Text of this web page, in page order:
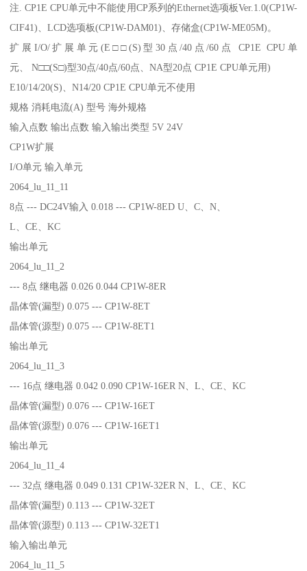
注. CP1E CPU单元中不能使用CP系列的Ethernet选项板Ver.1.0(CP1W-
CIF41)、LCD选项板(CP1W-DAM01)、存储盒(CP1W-ME05M)。
扩展I/O/扩展单元(E□□(S)型30点/40点/60点 CP1E CPU单
元、 N□□(S□)型30点/40点/60点、NA型20点 CP1E CPU单元用)
E10/14/20(S)、N14/20 CP1E CPU单元不使用
规格 消耗电流(A) 型号 海外规格
输入点数 输出点数 输入输出类型 5V 24V
CP1W扩展
I/O单元 输入单元
2064_lu_11_11
8点 --- DC24V输入 0.018 --- CP1W-8ED U、C、N、
L、CE、KC
输出单元
2064_lu_11_2
--- 8点 继电器 0.026 0.044 CP1W-8ER
晶体管(漏型) 0.075 --- CP1W-8ET
晶体管(源型) 0.075 --- CP1W-8ET1
输出单元
2064_lu_11_3
--- 16点 继电器 0.042 0.090 CP1W-16ER N、L、CE、KC
晶体管(漏型) 0.076 --- CP1W-16ET
晶体管(源型) 0.076 --- CP1W-16ET1
输出单元
2064_lu_11_4
--- 32点 继电器 0.049 0.131 CP1W-32ER N、L、CE、KC
晶体管(漏型) 0.113 --- CP1W-32ET
晶体管(源型) 0.113 --- CP1W-32ET1
输入输出单元
2064_lu_11_5